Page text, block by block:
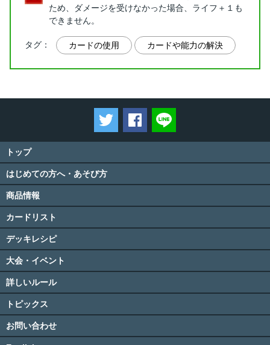
ため、ダメージを受けなかった場合、ライフ＋１も
できません。
タグ： カードの使用 カードや能力の解決
ツイートするFacebookでシェアする
トップ
はじめての方へ・あそび方
商品情報
カードリスト
デッキレシピ
大会・イベント
詳しいルール
トピックス
お問い合わせ